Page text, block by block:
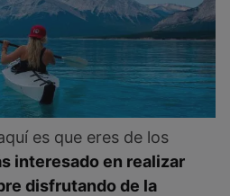
es que eres de los
interesado en realizar
disfrutando de la